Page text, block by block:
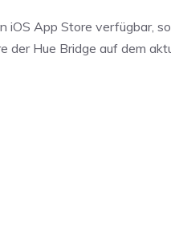
iOS App Store verfügbar,
der Hue Bridge auf dem